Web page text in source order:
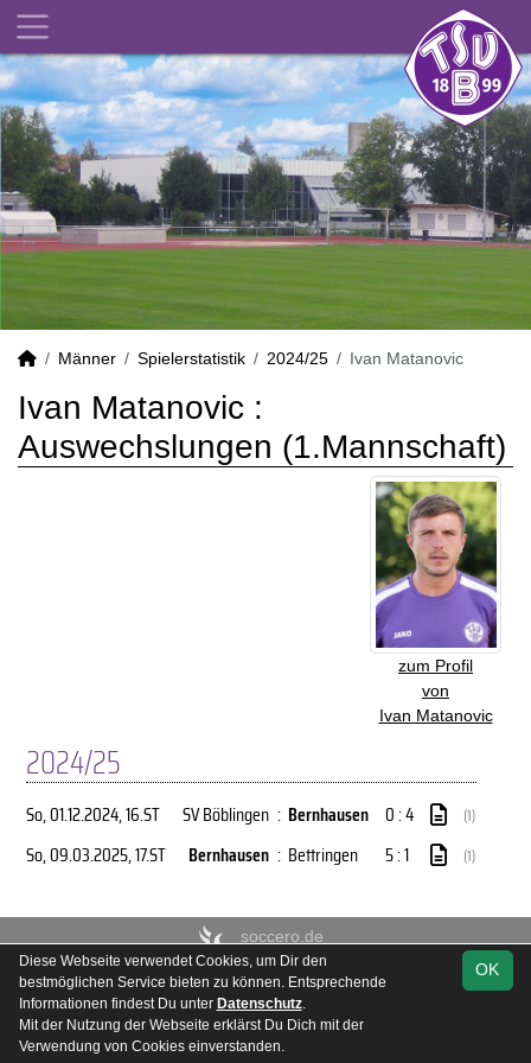
Männer Spielerstatistik 2024/25 Ivan Matanovic
Ivan Matanovic :
Auswechslungen (1.Mannschaft)
zum Profil
von
Ivan Matanovic
2024/25
So, 01.12.2024, 16.ST SV Böblingen : Bernhausen 0 : 4 (1)
So, 09.03.2025, 17.ST Bernhausen : Bettringen 5 : 1 (1)
soccero.de
© 2006 - 2026
Besucherstatistik Kontakt Impressum
Geburtstage
Datenschutz
OK
Diese Webseite verwendet Cookies, um Dir den
bestmöglichen Service bieten zu können. Entsprechende
Informationen findest Du unter Datenschutz.
Mit der Nutzung der Webseite erklärst Du Dich mit der
Verwendung von Cookies einverstanden.